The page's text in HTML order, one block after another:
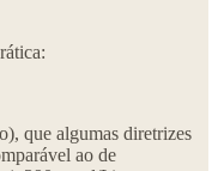
que algumas diretrizes
ao de